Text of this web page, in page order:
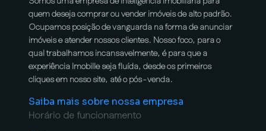
quem deseja comprar ou vender imóveis de alto padrão.
Ocupamos posição de vanguarda na forma de anunciar
imóveis e atender nossos clientes. Nosso foco, para o
qual trabalhamos incansavelmente, é para que a
experiência Imobille seja fluída, desde os primeiros
cliques em nosso site, até o pós-venda.
Saiba mais sobre nossa empresa
Horário de funcionamento